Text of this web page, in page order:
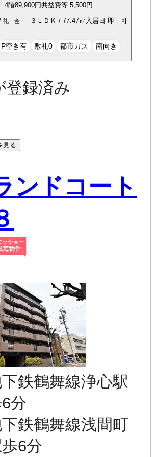
4階89,900円共益費等5,500円
礼 金----- ３ＬＤＫ /77.47㎡ 入居日 即 可
P空き有 敷礼0 都市ガス 南向き
登録済み
見る
ンドコート
鉄鶴舞線浄心駅
分
鉄鶴舞線浅間町
6分